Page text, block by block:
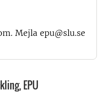
Mejla epu@slu.se
EPU